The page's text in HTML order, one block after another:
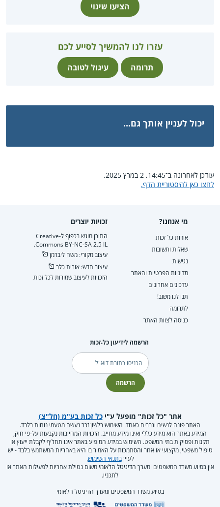
הציעו שינוי
עזרו לנו להמשיך לסייע לכם
תרומה עיגול לטובה
יכול לעניין אותך גם...
עודכן לאחרונה ב־14:45, 2 במרץ 2025.
לחצו כאן להיסטוריית הדף.
מי אנחנו?
אודות כל-זכות
שאלות ותשובות
נגישות
מדיניות הפרטיות והאתר
עדכונים אחרונים
תנו לנו משוב!
לתרומה
כניסה לצוות האתר
זכויות יוצרים
התוכן מוגש בכפוף ל-Creative
Commons BY-NC-SA 2.5 IL.
עיצוב מקורי: משה ליברמן
עיצוב חדש: אורית כלב
הזכויות לעיצוב שמורות לכל זכות
הרשמה לידיעון כל-זכות
דוא"ל
הרשמה
אתר "כל זכות" מופעל ע"יכל זכות בע"מ (חל"צ)
האתר פונה לנשים וגברים כאחד. השימוש בלשון זכר נעשה מטעמי נוחות בלבד.
המידע באתר הוא מידע כללי ואינו מידע מחייב. הזכויות המחייבות נקבעות על-פי חוק,
תקנות ופסיקות בתי המשפט. השימוש במידע המופיע באתר אינו תחליף לקבלת ייעוץ או
טיפול משפטי, מקצועי או אחר והסתמכות על האמור בו היא באחריות המשתמש בלבד - יש
לעייןבתנאי השימוש.
אין בסיוע משרד המשפטים ומערך הדיגיטל הלאומי משום נטילת אחריות לפעילות האתר או
לתכניו.
בסיוע משרד המשפטים ומערך הדיגיטל הלאומי